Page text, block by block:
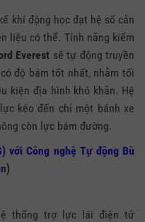
khí động học đạt hệ số cản
liệu có thể. Tính năng kiểm
Everest sẽ tự động truyền
độ bám tốt nhất, nhằm tối
kiện địa hình khó khăn. Hệ
kéo đến chỉ một bánh xe
còn lực bám đường.
với Công nghệ Tự động Bù
n)
thống trợ lực lái điện tử